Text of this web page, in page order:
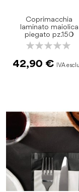
Coprimacchia
laminato maiolica
piegato pz.150
Rating:
42,90 €